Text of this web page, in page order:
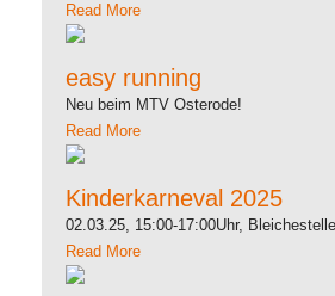
Read More
easy running
Neu beim MTV Osterode!
Read More
Kinderkarneval 2025
02.03.25, 15:00-17:00Uhr, Bleichestelle
Read More